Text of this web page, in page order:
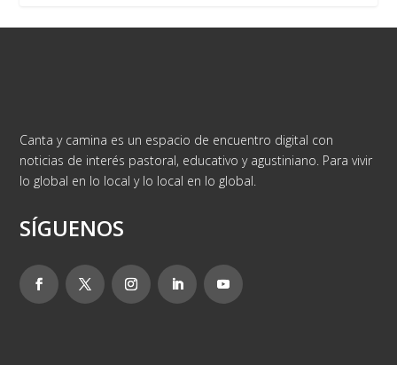
Canta y camina es un espacio de encuentro digital con
noticias de interés pastoral, educativo y agustiniano. Para vivir
lo global en lo local y lo local en lo global.
SÍGUENOS